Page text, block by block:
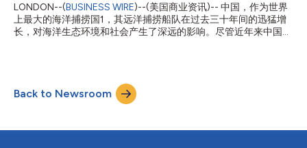
LONDON--(BUSINESS WIRE)--(美国商业资讯)-- 中国，作为世界
上最大的海洋捕捞国1，其远洋捕捞船队在过去三十年间的迅猛增
长，对海洋生态环境和社会产生了深远的影响。尽管近年来中国在
响，同时促进社会和经济的可持续发展。 金融脆弱性及其对地球
的影响 中国远洋船队在全球海产品供应链中扮演着至关重要的角
色，2022年捕捞产量高达233万吨。然而，这一成就背后隐藏着对
品生产商和零售商，间接承担了远洋渔业活动所带来的环境和社会
Back to Newsroom